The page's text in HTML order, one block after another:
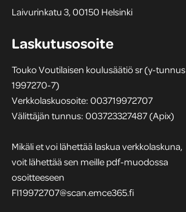
Laivurinkatu 3, 00150 Helsinki
Laskutusosoite
Touko Voutilaisen koulusäätiö sr (y-tunnus
1997270-7)
Verkkolaskuosoite: 003719972707
Välittäjän tunnus: 003723327487 (Apix)
Mikäli et voi lähettää laskua verkkolaskuna,
voit lähettää sen meille pdf-muodossa
osoitteeseen
FI19972707@scan.emce365.fi